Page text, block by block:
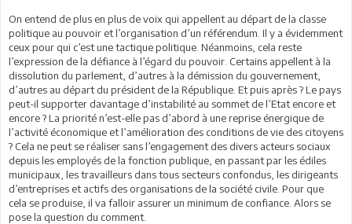
On entend de plus en plus de voix qui appellent au départ de la classe
politique au pouvoir et l’organisation d’un référendum. Il y a évidemment
ceux pour qui c’est une tactique politique. Néanmoins, cela reste
l’expression de la défiance à l’égard du pouvoir. Certains appellent à la
dissolution du parlement, d’autres à la démission du gouvernement,
d’autres au départ du président de la République. Et puis après ? Le pays
peut-il supporter davantage d’instabilité au sommet de l’Etat encore et
encore ? La priorité n’est-elle pas d’abord à une reprise énergique de
l’activité économique et l’amélioration des conditions de vie des citoyens
? Cela ne peut se réaliser sans l’engagement des divers acteurs sociaux
depuis les employés de la fonction publique, en passant par les édiles
municipaux, les travailleurs dans tous secteurs confondus, les dirigeants
d’entreprises et actifs des organisations de la société civile. Pour que
cela se produise, il va falloir assurer un minimum de confiance. Alors se
pose la question du comment.